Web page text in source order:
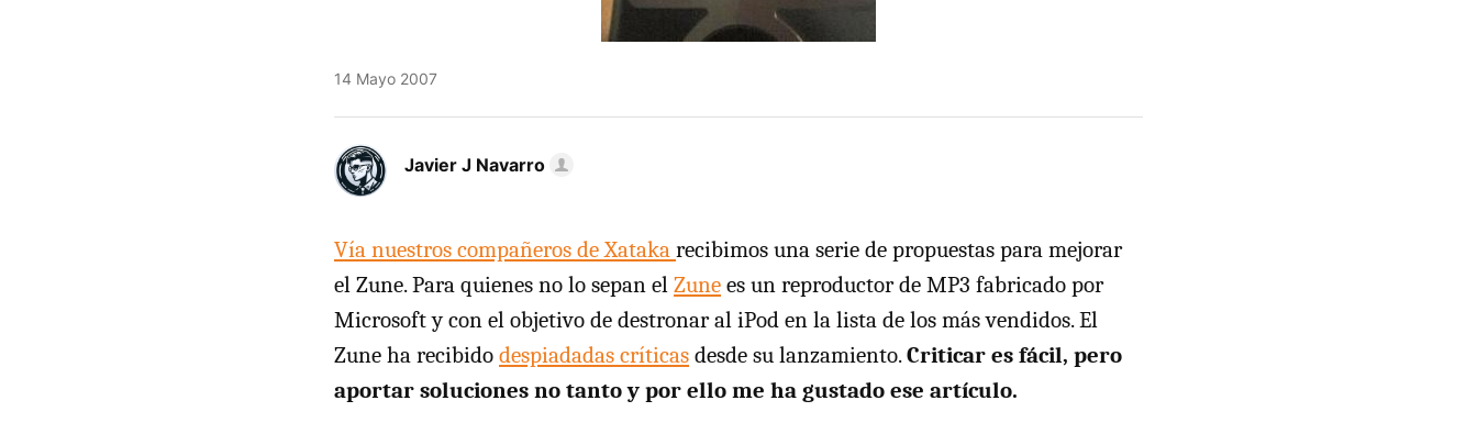
14 Mayo 2007
Javier J Navarro
Vía nuestros compañeros de Xataka recibimos una serie de propuestas para mejorar
el Zune. Para quienes no lo sepan el Zune es un reproductor de MP3 fabricado por
Microsoft y con el objetivo de destronar al iPod en la lista de los más vendidos. El
Zune ha recibido despiadadas críticas desde su lanzamiento.Criticar es fácil, pero
aportar soluciones no tanto y por ello me ha gustado ese artículo.